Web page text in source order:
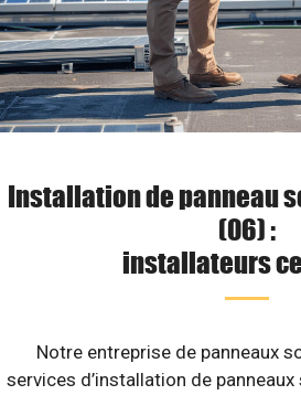
Installation de panneau
(06) :
installateurs
Notre entreprise de panneaux
services d’installation de